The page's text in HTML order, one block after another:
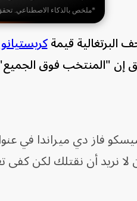
*ملخص بالذكاء الاصطناعي.
البرتغالية قيمة
إن "المنتخب فوق
فاز دي ميراندا في
لا نريد أن نقتلك لكن